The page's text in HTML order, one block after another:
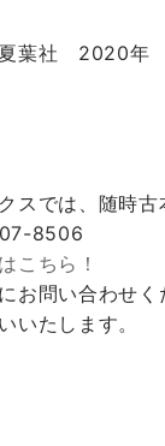
葉社 2020年
スでは、随時古
8506
こちら！
お問い合わせく
いたします。